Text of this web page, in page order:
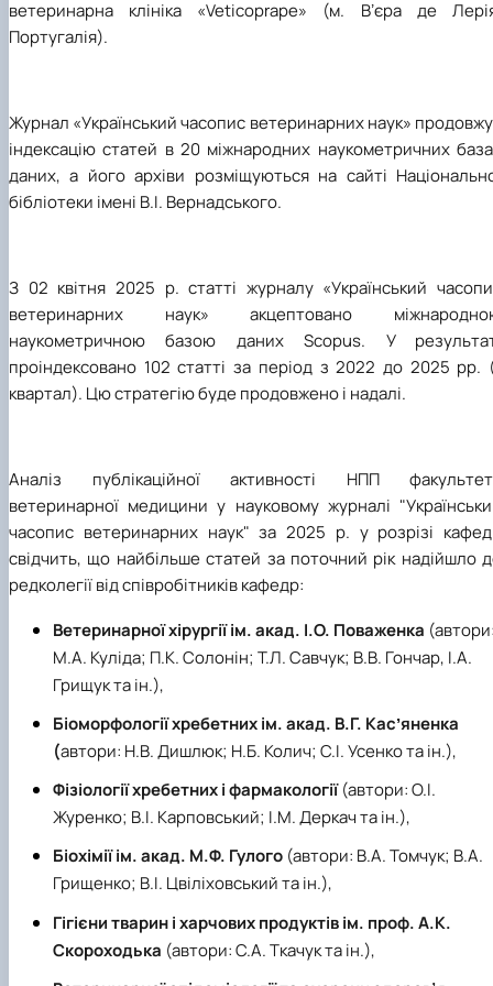
ветеринарна клініка «Veticoprape» (м. Вʼєра де
Португалія).
Журнал «Український часопис ветеринарних наук»
індексацію статей в 20 міжнародних наукометричних
даних, а його архіви розміщуються на сайті
бібліотеки імені В.І. Вернадського.
З 02 квітня 2025 р. статті журналу «Український
ветеринарних наук» акцептовано
наукометричною базою даних Scopus. У
проіндексовано 102 статті за період з 2022 до 2025 рр.
квартал). Цю стратегію буде продовжено і надалі.
Аналіз публікаційної активності НПП
ветеринарної медицини у науковому журналі
часопис ветеринарних наук" за 2025 р. у розрізі
свідчить, що найбільше статей за поточний рік надійшло
редколегії від співробітників кафедр:
Ветеринарної хірургії ім. акад. І.О. Поваженка
М.А. Куліда; П.К. Солонін; Т.Л. Савчук; В.В. Гончар, І.А.
Грищук та ін.),
Біоморфології хребетних ім. акад. В.Г. Касʼяненка
(автори: Н.В. Дишлюк; Н.Б. Колич; С.І. Усенко та ін.),
Фізіології хребетних і фармакології(автори: О.І.
Журенко; В.І. Карповський; І.М. Деркач та ін.),
Біохімії ім. акад. М.Ф. Гулого (автори: В.А. Томчук; В.А.
Грищенко; В.І. Цвіліховський та ін.),
Гігієни тварин і харчових продуктів ім. проф. А.К.
Скороходька (автори: С.А. Ткачук та ін.),